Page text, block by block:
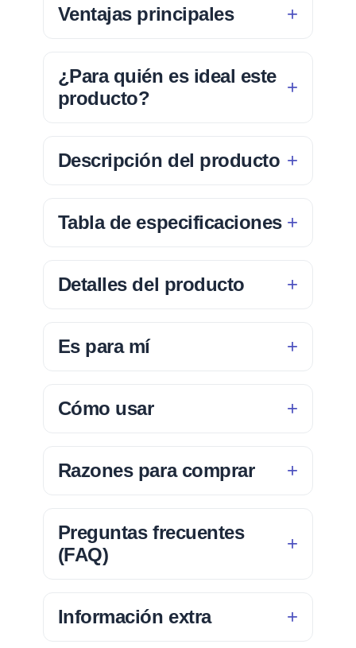
Ventajas principales
¿Para quién es ideal este
producto?
Descripción del producto
Tabla de especificaciones
Detalles del producto
Es para mí
Cómo usar
Razones para comprar
Preguntas frecuentes
(FAQ)
Información extra